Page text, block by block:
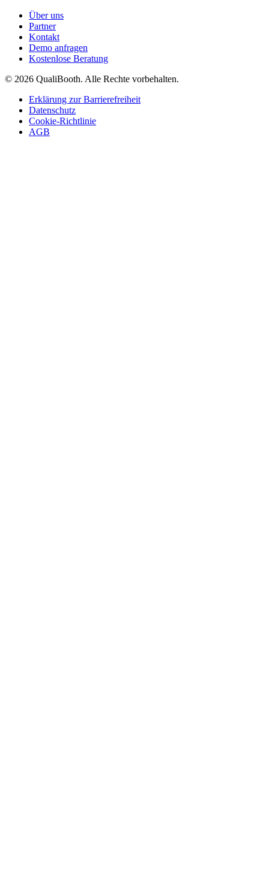
Über uns
Partner
Kontakt
Demo anfragen
Kostenlose Beratung
© 2026 QualiBooth. Alle Rechte vorbehalten.
Erklärung zur Barrierefreiheit
Datenschutz
Cookie-Richtlinie
AGB